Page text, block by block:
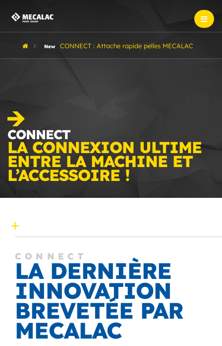
New CONNECT : Attache rapide pelles MECALAC
CONNECT
LA CONNEXION ULTIME
ENTRE LA MACHINE ET
L’ACCESSOIRE !
CONNECT
LA DERNIÈRE
INNOVATION
BREVETÉE PAR
MECALAC